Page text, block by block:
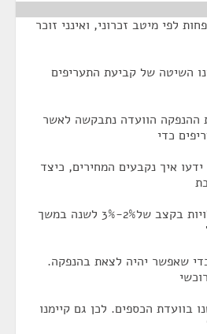
לפי מיטב זכרוני, ואינני זוכר
השיטה של קביעת התעריפים
ההנפקה הוועדה נתבקשה לאשר
כדי
איך נקבעים המחירים, כיצד
חברת בזק לספוג את העלויות בקצב של2%-3% לשנה במשך
שאפשר יהיה לצאת בהנפקה.
בוועדת הכספים. לכן גם קיימנו